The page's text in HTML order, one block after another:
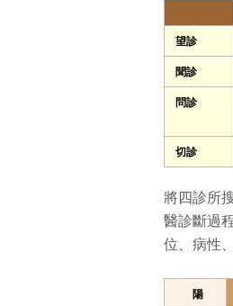
望診
聞診
問診
切診
將四診所
醫診斷過
位、病性
陽